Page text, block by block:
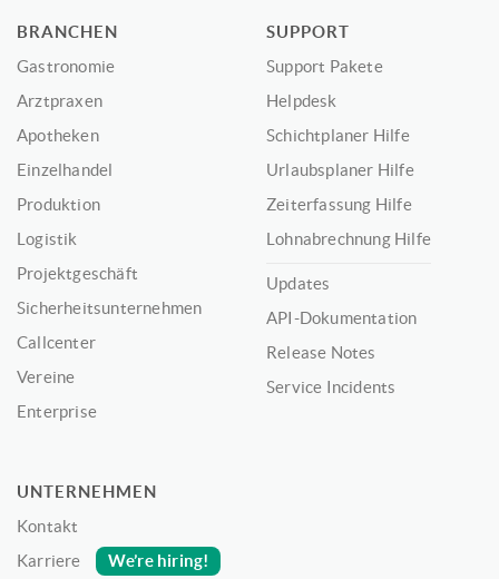
BRANCHEN
Gastronomie
Arztpraxen
Apotheken
Einzelhandel
Produktion
Logistik
Projektgeschäft
Sicherheitsunternehmen
Callcenter
Vereine
Enterprise
SUPPORT
Support Pakete
Helpdesk
Schichtplaner Hilfe
Urlaubsplaner Hilfe
Zeiterfassung Hilfe
Lohnabrechnung Hilfe
Updates
API-Dokumentation
Release Notes
Service Incidents
UNTERNEHMEN
Kontakt
Karriere
We’re hiring!